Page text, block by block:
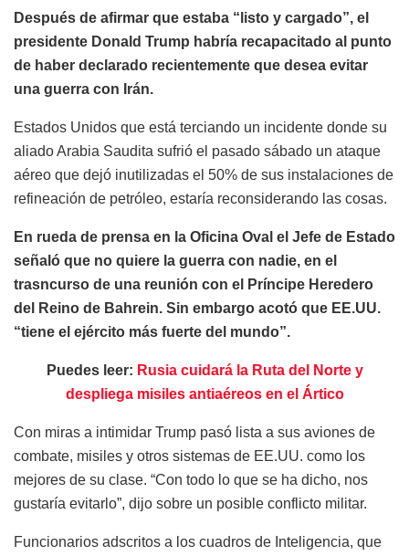
Después de afirmar que estaba “listo y cargado”, el
presidente Donald Trump habría recapacitado al punto
de haber declarado recientemente que desea evitar
una guerra con Irán.
Estados Unidos que está terciando un incidente donde su
aliado Arabia Saudita sufrió el pasado sábado un ataque
aéreo que dejó inutilizadas el 50% de sus instalaciones de
refineación de petróleo, estaría reconsiderando las cosas.
En rueda de prensa en la Oficina Oval el Jefe de Estado
señaló que no quiere la guerra con nadie, en el
trasncurso de una reunión con el Príncipe Heredero
del Reino de Bahrein. Sin embargo acotó que EE.UU.
“tiene el ejército más fuerte del mundo”.
Puedes leer: Rusia cuidará la Ruta del Norte y
despliega misiles antiaéreos en el Ártico
Con miras a intimidar Trump pasó lista a sus aviones de
combate, misiles y otros sistemas de EE.UU. como los
mejores de su clase. “Con todo lo que se ha dicho, nos
gustaría evitarlo”, dijo sobre un posible conflicto militar.
Funcionarios adscritos a los cuadros de Inteligencia, que